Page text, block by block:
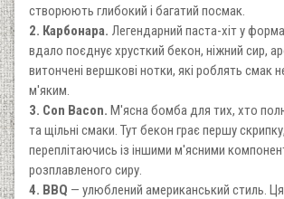
створюють глибокий і багатий посмак.
2. Карбонара. Легендарний паста-хіт у
вдало поєднує хрусткий бекон, ніжний сир,
витончені вершкові нотки, які роблять смак
м'яким.
3. Con Bacon. М'ясна бомба для тих, хто
та щільні смаки. Тут бекон грає першу
переплітаючись із іншими м'ясними
розплавленого сиру.
4. BBQ — улюблений американський стиль.